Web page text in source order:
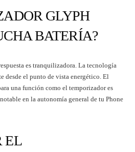
GLYPH
BATERÍA?
es tranquilizadora. La tecnología
desde el punto de vista energético. El
una función como el temporizador es
en la autonomía general de tu Phone
EL